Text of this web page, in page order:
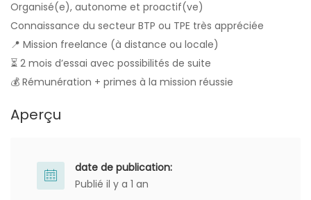
Organisé(e), autonome et proactif(ve)
Connaissance du secteur BTP ou TPE très appréciée
📍 Mission freelance (à distance ou locale)
⏳ 2 mois d’essai avec possibilités de suite
💰 Rémunération + primes à la mission réussie
Aperçu
date de publication:
Publié il y a 1 an